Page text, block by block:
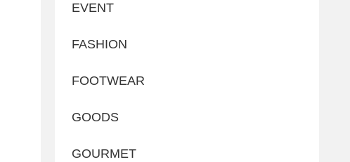
EVENT
FASHION
FOOTWEAR
GOODS
GOURMET